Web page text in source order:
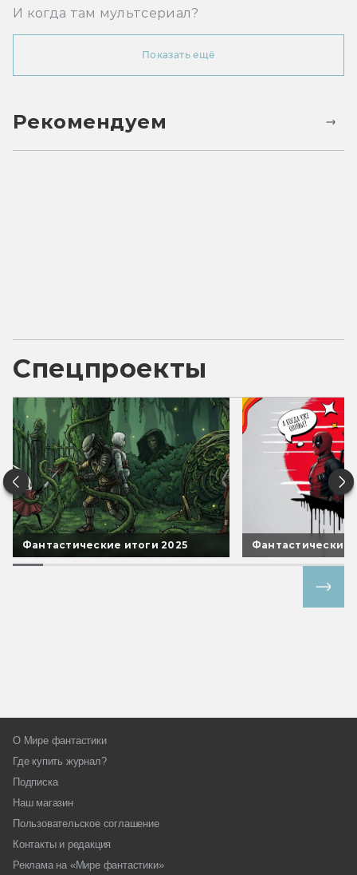
И когда там мультсериал?
Показать ещё
Рекомендуем
Спецпроекты
Фантастические итоги 2025 Фантастические
О Мире фантастики
Где купить журнал?
Подписка
Наш магазин
Пользовательское соглашение
Контакты и редакция
Реклама на «Мире фантастики»